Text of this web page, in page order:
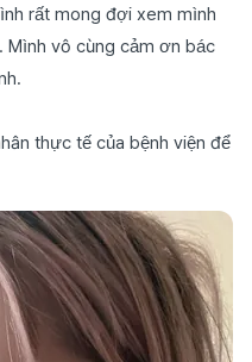
rất mong đợi xem mình
Mình vô cùng cảm ơn bác
thực tế của bệnh viện để